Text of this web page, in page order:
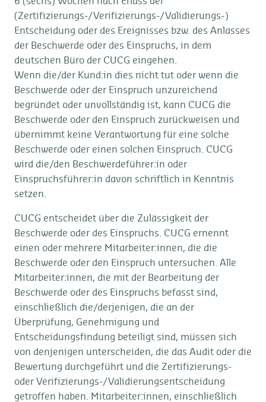
(Zertifizierungs-/Verifizierungs-/Validierungs-)
Entscheidung oder des Ereignisses bzw. des Anlasses
der Beschwerde oder des Einspruchs, in dem
deutschen Büro der CUCG eingehen.
Wenn die/der Kund:in dies nicht tut oder wenn die
Beschwerde oder der Einspruch unzureichend
begründet oder unvollständig ist, kann CUCG die
Beschwerde oder den Einspruch zurückweisen und
übernimmt keine Verantwortung für eine solche
Beschwerde oder einen solchen Einspruch. CUCG
wird die/den Beschwerdeführer:in oder
Einspruchsführer:in davon schriftlich in Kenntnis
setzen.
CUCG entscheidet über die Zulässigkeit der
Beschwerde oder des Einspruchs. CUCG ernennt
einen oder mehrere Mitarbeiter:innen, die die
Beschwerde oder den Einspruch untersuchen. Alle
Mitarbeiter:innen, die mit der Bearbeitung der
Beschwerde oder des Einspruchs befasst sind,
einschließlich die/derjenigen, die an der
Überprüfung, Genehmigung und
Entscheidungsfindung beteiligt sind, müssen sich
von denjenigen unterscheiden, die das Audit oder die
Bewertung durchgeführt und die Zertifizierungs-
oder Verifizierungs-/Validierungsentscheidung
getroffen haben. Mitarbeiter:innen, einschließlich